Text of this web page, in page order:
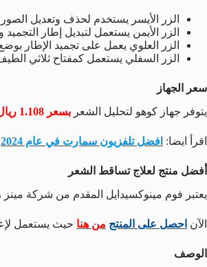
الزر الأيسر يستخدم لحذف وتعديل الصور
الزر الأيمن يستعمل لتبديل إطار
الزر العلوي يعمل على تجميد الإطار
الزر السفلي يستعمل كمفتاح ثلاثي
سعر الجهاز
يتوفر جهاز كوهو لتحليل الشعر بسعر 1.108 ريال. واحصل على خصم 50%
اقرأ ايضا: فضل تلفزيون سمارت في عام 2024
أفضل منتج لعلاج تساقط الشعر
يعتبر فوم مينوكسيدايل المقدم من شركة
الآن احصل على المنتج من هنا حيث يستعمل
الوصف